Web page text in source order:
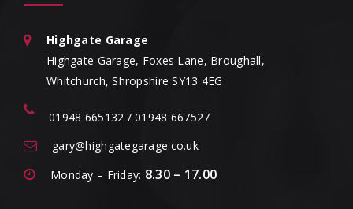
Highgate Garage
Highgate Garage, Foxes Lane, Broughall,
Whitchurch, Shropshire SY13 4EG
01948 665132 / 01948 667527
gary@highgategarage.co.uk
Monday – Friday: 8.30 – 17.00